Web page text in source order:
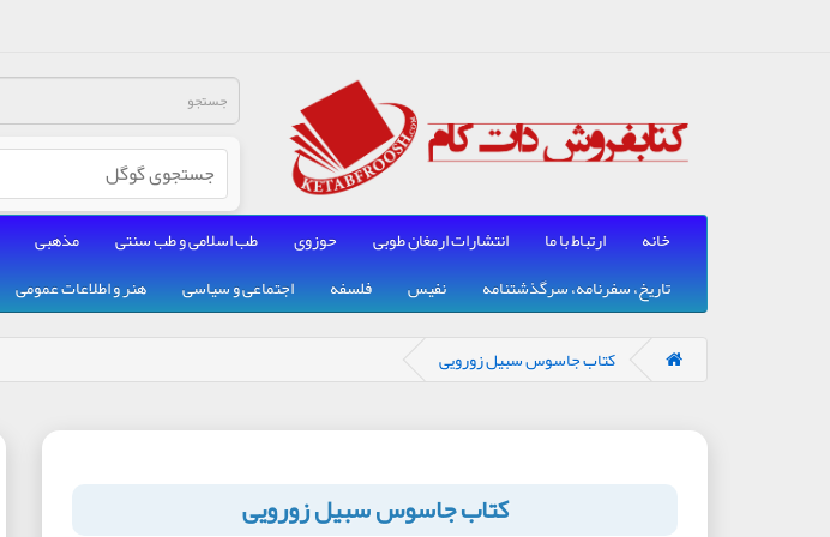
خانه ارتباط با ما انتشارات ارمغان طوبی حوزوی طب اسلامی و طب سنتی مذهبی
تاریخ، سفرنامه، سرگذشتنامه
نفیس فلسفه اجتماعی و سیاسی هنر و اطلاعات عمومی
کتاب جاسوس سبیل زورویی
کتاب جاسوس سبیل زورویی